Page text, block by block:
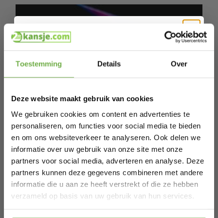
Toestemming Details Over
Deze website maakt gebruik van cookies
We gebruiken cookies om content en advertenties te
personaliseren, om functies voor social media te bieden
en om ons websiteverkeer te analyseren. Ook delen we
informatie over uw gebruik van onze site met onze
partners voor social media, adverteren en analyse. Deze
partners kunnen deze gegevens combineren met andere
informatie die u aan ze heeft verstrekt of die ze hebben
verzameld op basis van uw gebruik van hun services.
Schrijf je in en ontvang
Bij 2dekansje.com profiteer je van
kortingen tot wel 70%.
Laat ons weten wanneer je jarig bent